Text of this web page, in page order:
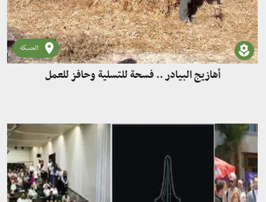
الحسكة
أهازيج البيادر .. فسحة للتسلية وحافز للعمل